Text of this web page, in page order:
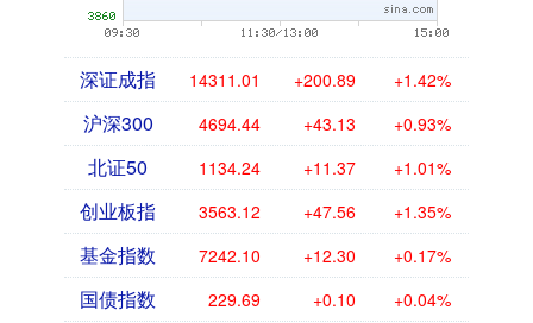
深证成指 14311.01 +200.89 +1.42%
沪深300 4694.44 +43.13 +0.93%
北证50 1134.24 +11.37 +1.01%
创业板指 3563.12 +47.56 +1.35%
基金指数 7242.10 +12.30 +0.17%
国债指数 229.69 +0.10 +0.04%